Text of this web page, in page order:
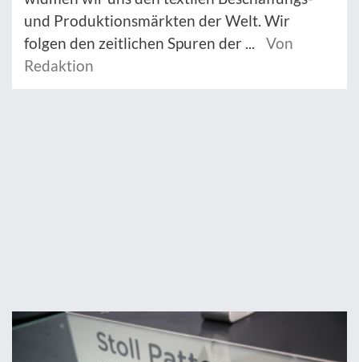
und Produktionsmärkten der Welt. Wir
folgen den zeitlichen Spuren der ...
Von
Redaktion